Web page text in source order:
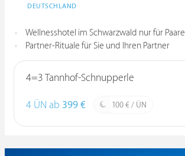
DEUTSCHLAND
Wellnesshotel im Schwarzwald nur für Paare
Partner-Rituale für Sie und Ihren Partner
4=3 Tannhof-Schnupperle
4 ÜN ab 399 € 100 € / ÜN